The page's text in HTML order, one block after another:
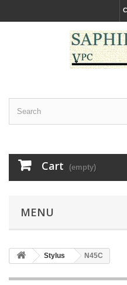
Cart (empty)
MENU
Stylus N45C